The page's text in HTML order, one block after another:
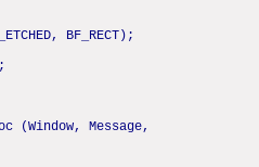
BF_RECT);
(Window, Message,